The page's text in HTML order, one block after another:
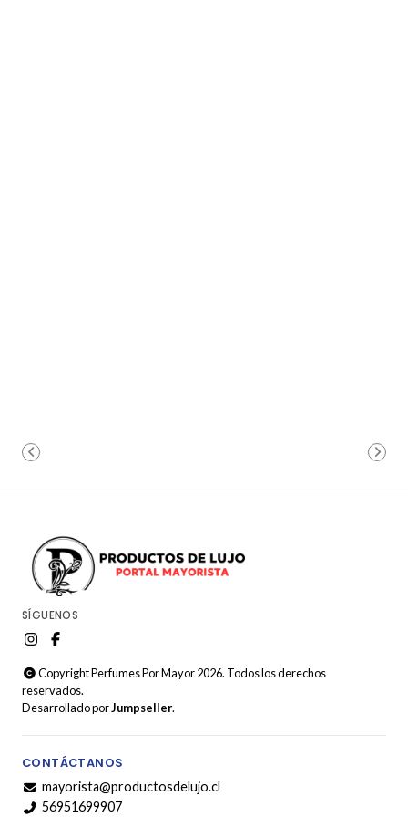
SÍGUENOS
Copyright Perfumes Por Mayor 2026. Todos los derechos
reservados.
Desarrollado porJumpseller.
CONTÁCTANOS
mayorista@productosdelujo.cl
56951699907